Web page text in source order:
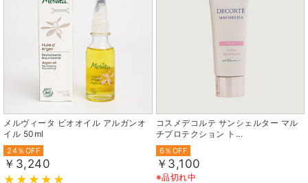
メルヴィータ ビオオイル アルガンオ
イル 50ml
24％OFF
￥3,240
コスメデコルテ サンシェルター マル
チプロテクション ト...
6％OFF
￥3,100
※品切れ中